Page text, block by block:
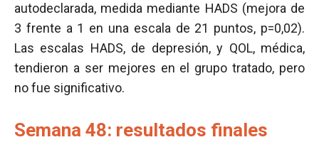
autodeclarada, medida mediante HADS (mejora de
3 frente a 1 en una escala de 21 puntos, p=0,02).
Las escalas HADS, de depresión, y QOL, médica,
tendieron a ser mejores en el grupo tratado, pero
no fue significativo.
Semana 48: resultados finales